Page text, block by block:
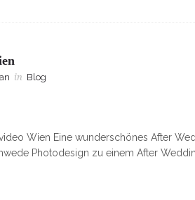
in Blog
Wien Eine wunderschönes After
Photodesign zu einem After